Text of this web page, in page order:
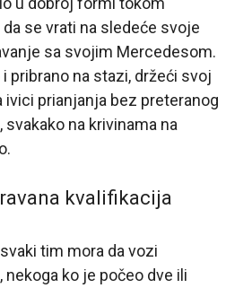
se vrati na sledeće svoje
sa svojim Mercedesom.
pribrano na stazi, držeći svoj
ivici prianjanja bez preteranog
svakako na krivinama na
kvalifikacija
tim mora da vozi
nekoga ko je počeo dve ili